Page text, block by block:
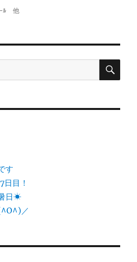
ｰﾙ 他
検
す
目！
日☀
／